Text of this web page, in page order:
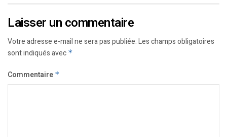
Laisser un commentaire
Votre adresse e-mail ne sera pas publiée.Les champs obligatoires
sont indiqués avec *
Commentaire *